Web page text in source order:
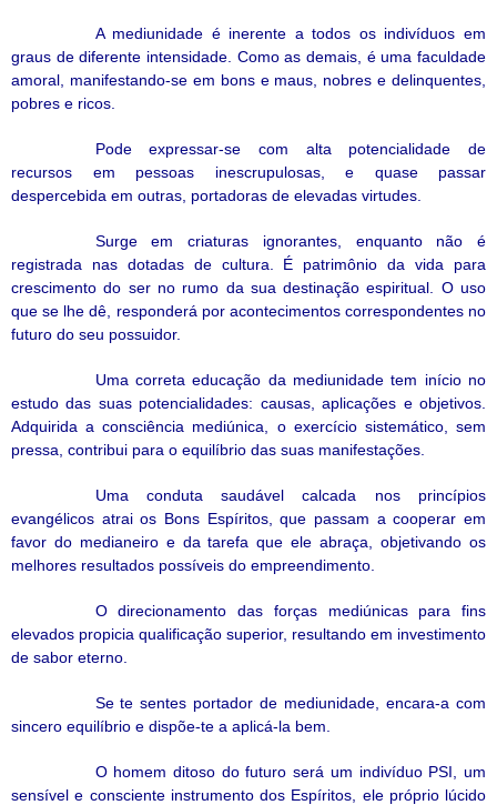
A mediunidade é inerente a todos os indivíduos em
graus de diferente intensidade. Como as demais, é uma faculdade
amoral, manifestando-se em bons e maus, nobres e delinquentes,
pobres e ricos.
Pode expressar-se com alta potencialidade de
recursos em pessoas inescrupulosas, e quase passar
despercebida em outras, portadoras de elevadas virtudes.
Surge em criaturas ignorantes, enquanto não é
registrada nas dotadas de cultura. É patrimônio da vida para
crescimento do ser no rumo da sua destinação espiritual. O uso
que se lhe dê, responderá por acontecimentos correspondentes no
futuro do seu possuidor.
Uma correta educação da mediunidade tem início no
estudo das suas potencialidades: causas, aplicações e objetivos.
Adquirida a consciência mediúnica, o exercício sistemático, sem
pressa, contribui para o equilíbrio das suas manifestações.
Uma conduta saudável calcada nos princípios
evangélicos atrai os Bons Espíritos, que passam a cooperar em
favor do medianeiro e da tarefa que ele abraça, objetivando os
melhores resultados possíveis do empreendimento.
O direcionamento das forças mediúnicas para fins
elevados propicia qualificação superior, resultando em investimento
de sabor eterno.
Se te sentes portador de mediunidade, encara-a com
sincero equilíbrio e dispõe-te a aplicá-la bem.
O homem ditoso do futuro será um indivíduo PSI, um
sensível e consciente instrumento dos Espíritos, ele próprio lúcido